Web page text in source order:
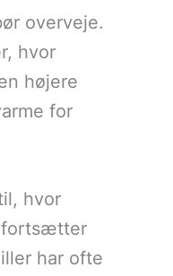
overveje.
hvor
højere
for
hvor
fortsætter
har ofte